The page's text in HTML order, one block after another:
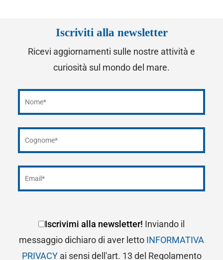
Iscriviti alla newsletter
Ricevi aggiornamenti sulle nostre attività e
curiosità sul mondo del mare.
Iscrivimi alla newsletter! Inviando il
messaggio dichiaro di aver letto INFORMATIVA
PRIVACYai sensi dell'art. 13 del Regolamento